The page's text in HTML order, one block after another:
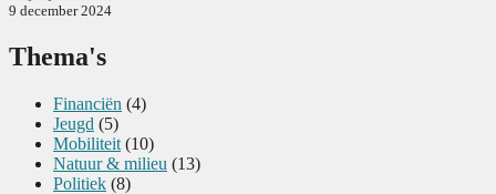
9 december 2024
Thema's
Financiën (4)
Jeugd (5)
Mobiliteit (10)
Natuur & milieu (13)
Politiek (8)